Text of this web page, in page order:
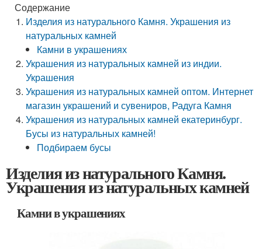
Содержание
Изделия из натурального Камня. Украшения из
натуральных камней
Камни в украшениях
Украшения из натуральных камней из индии.
Украшения
Украшения из натуральных камней оптом. Интернет
магазин украшений и сувениров, Радуга Камня
Украшения из натуральных камней екатеринбург.
Бусы из натуральных камней!
Подбираем бусы
Изделия из натурального Камня.
Украшения из натуральных камней
Камни в украшениях